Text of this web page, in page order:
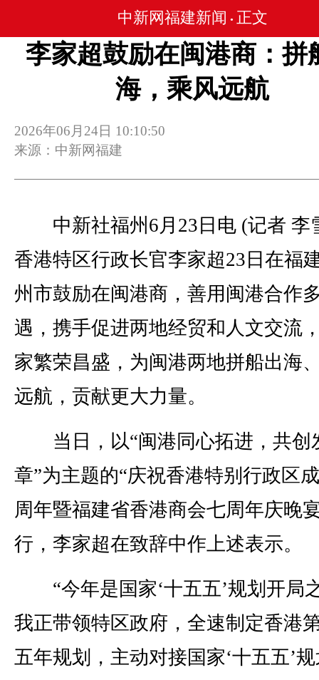
中新网福建新闻 • 正文
李家超鼓励在闽港商：拼
海，乘风远航
2026年06月24日 10:10:50
来源：中新网福建
中新社福州6月23日电 (记者 李
香港特区行政长官李家超23日在福
州市鼓励在闽港商，善用闽港合作
遇，携手促进两地经贸和人文交流
家繁荣昌盛，为闽港两地拼船出海
远航，贡献更大力量。
当日，以“闽港同心拓进，共创
章”为主题的“庆祝香港特别行政区
周年暨福建省香港商会七周年庆晚
行，李家超在致辞中作上述表示。
“今年是国家‘十五五’规划开局
我正带领特区政府，全速制定香港
五年规划，主动对接国家‘十五五’